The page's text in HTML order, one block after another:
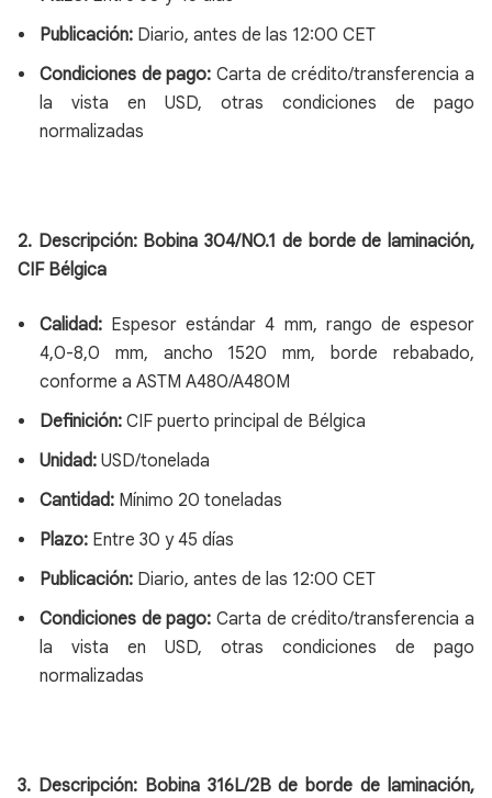
Publicación:Diario, antes de las 12:00 CET
Condiciones de pago: Carta de crédito/transferencia a
la vista en USD, otras condiciones de pago
normalizadas
2. Descripción: Bobina 304/NO.1 de borde de laminación,
CIF Bélgica
Calidad:Espesor estándar 4 mm, rango de espesor
4,0-8,0 mm, ancho 1520 mm, borde rebabado,
conforme a ASTM A480/A480M
Definición:CIF puerto principal de Bélgica
Unidad:USD/tonelada
Cantidad:Mínimo 20 toneladas
Plazo:Entre 30 y 45 días
Publicación:Diario, antes de las 12:00 CET
Condiciones de pago: Carta de crédito/transferencia a
la vista en USD, otras condiciones de pago
normalizadas
3. Descripción: Bobina 316L/2B de borde de laminación,